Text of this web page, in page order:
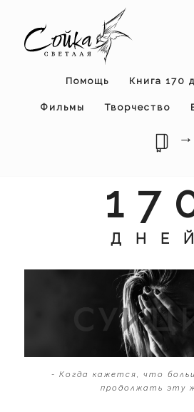
Помощь Книга 170
Фильмы Творчество
→
- Когда кажется, что
продолжать эту